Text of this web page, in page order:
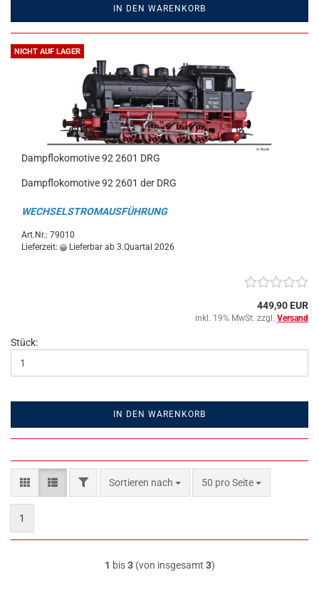
IN DEN WARENKORB
NICHT AUF LAGER
Dampflokomotive 92 2601 DRG
Dampflokomotive 92 2601 der DRG
WECHSELSTROMAUSFÜHRUNG
Art.Nr.: 79010
Lieferzeit:
Lieferbar ab 3.Quartal 2026
449,90 EUR
inkl. 19% MwSt. zzgl. Versand
Stück:
IN DEN WARENKORB
FILTERSortieren nach
Sortieren nach 50 pro Seite
pro Seite
1
1 bis3(von insgesamt 3)